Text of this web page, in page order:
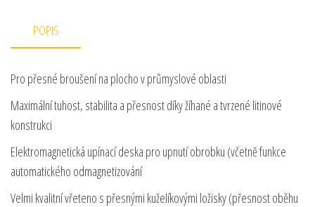
POPIS
Pro přesné broušení na plocho v průmyslové oblasti
Maximální tuhost, stabilita a přesnost díky žíhané a tvrzené litinové
konstrukci
Elektromagnetická upínací deska pro upnutí obrobku (včetně funkce
automatického odmagnetizování
Velmi kvalitní vřeteno s přesnými kuželíkovými ložisky (přesnost oběhu